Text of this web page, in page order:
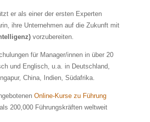
er als einer der ersten Experten
ihre Unternehmen auf die Zukunft mit
vorzubereiten.
für Manager/innen in über 20
und Englisch, u.a. in Deutschland,
China, Indien, Südafrika.
Online-Kurse zu Führung
200,000 Führungskräften weltweit